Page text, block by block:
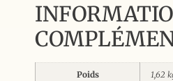
Poids 1,62